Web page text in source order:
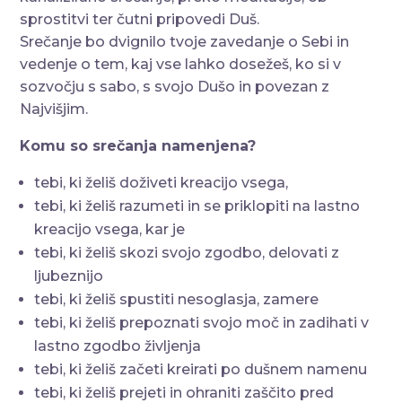
sprostitvi ter čutni pripovedi Duš.
Srečanje bo dvignilo tvoje zavedanje o Sebi in
vedenje o tem, kaj vse lahko dosežeš, ko si v
sozvočju s sabo, s svojo Dušo in povezan z
Najvišjim.
Komu so srečanja namenjena?
tebi, ki želiš doživeti kreacijo vsega,
tebi, ki želiš razumeti in se priklopiti na lastno
kreacijo vsega, kar je
tebi, ki želiš skozi svojo zgodbo, delovati z
ljubeznijo
tebi, ki želiš spustiti nesoglasja, zamere
tebi, ki želiš prepoznati svojo moč in zadihati v
lastno zgodbo življenja
tebi, ki želiš začeti kreirati po dušnem namenu
tebi, ki želiš prejeti in ohraniti zaščito pred